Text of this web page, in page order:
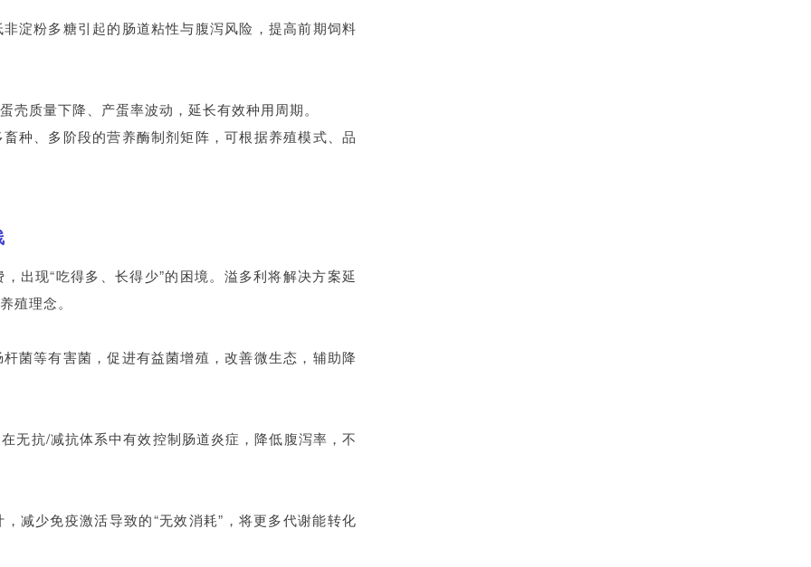
淀粉多糖引起的肠道粘性与腹泻风险，提高前期饲料
质量下降、产蛋率波动，延长有效种用周期。
种、多阶段的营养酶制剂矩阵，可根据养殖模式、品
出现“吃得多、长得少”的困境。溢多利将解决方案延
殖理念。
菌等有害菌，促进有益菌增殖，改善微生态，辅助降
无抗/减抗体系中有效控制肠道炎症，降低腹泻率，不
减少免疫激活导致的“无效消耗”，将更多代谢能转化